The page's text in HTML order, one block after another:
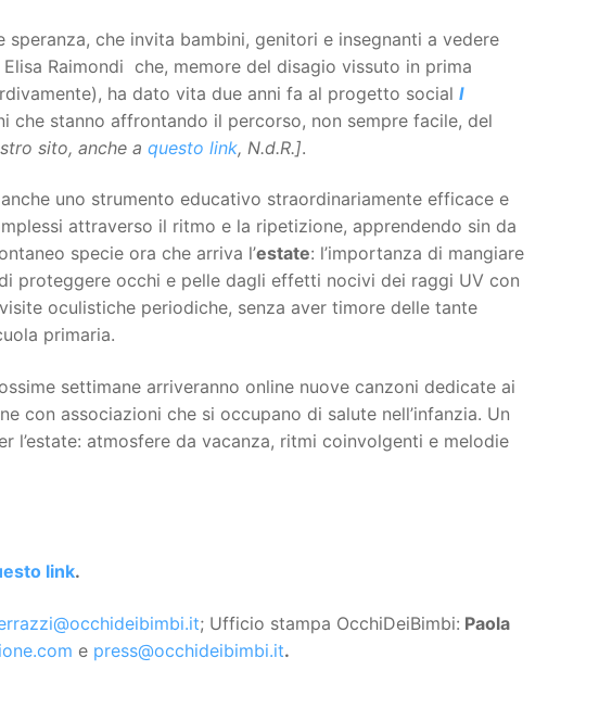
speranza, che invita bambini, genitori e insegnanti a vedere
Raimondi che, memore del disagio vissuto in prima
ha dato vita due anni fa al progetto social I
che stanno affrontando il percorso, non sempre facile, del
sito, anche a questo link, N.d.R.].
uno strumento educativo straordinariamente efficace e
attraverso il ritmo e la ripetizione, apprendendo sin da
specie ora che arriva l’estate: l’importanza di mangiare
proteggere occhi e pelle dagli effetti nocivi dei raggi UV con
oculistiche periodiche, senza aver timore delle tante
primaria.
settimane arriveranno online nuove canzoni dedicate ai
con associazioni che si occupano di salute nell’infanzia. Un
atmosfere da vacanza, ritmi coinvolgenti e melodie
link.
; Ufficio stampa OcchiDeiBimbi: Paola
e press@occhideibimbi.it.